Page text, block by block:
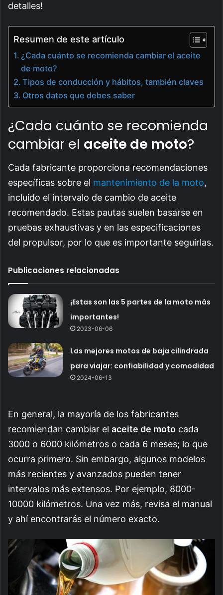
detalles!
Resumen de este artículo
¿Cada cuánto se recomienda cambiar el aceite
de moto?
Tipos de conducción y hábitos, también claves
Otros datos que debes saber
¿Cada cuánto se recomienda
cambiar el aceite de moto?
Cada fabricante proporciona recomendaciones
específicas sobre el mantenimiento de la moto,
incluido el intervalo de cambio de aceite
recomendado. Estas pautas suelen basarse en
pruebas exhaustivas y en las especificaciones
del propulsor, por lo que es importante seguirlas.
Publicaciones relacionadas
¡Estas son las 5 partes de la moto más
importantes!
2023-06-06
Las mejores motos de baja cilindrada
para viajar: confiabilidad y comodidad
2024-06-13
En general, la mayoría de los fabricantes
recomiendan cambiar el aceite de moto cada
3000 o 6000 kilómetros o cada 6 meses; lo que
ocurra primero. Sin embargo, algunos modelos
más recientes y avanzados pueden tener
intervalos más extensos. Por ejemplo, 8000-
10000 kilómetros. Una vez más, revisa el manual
y ahí encontrarás el número exacto.